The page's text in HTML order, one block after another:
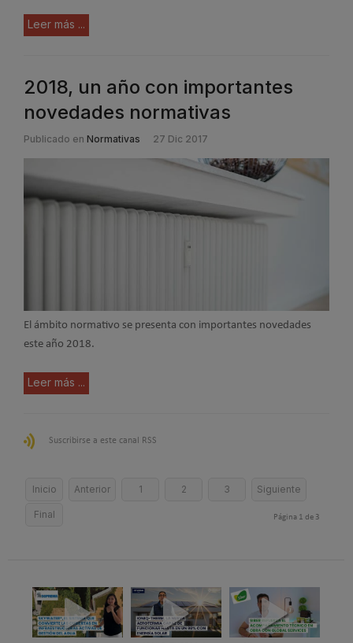
Leer más ...
2018, un año con importantes
novedades normativas
Publicado en Normativas 27 Dic 2017
El ámbito normativo se presenta con importantes novedades
este año 2018.
Leer más ...
Suscribirse a este canal RSS
Inicio Anterior 1 2 3 Siguiente
Final Página 1 de 3